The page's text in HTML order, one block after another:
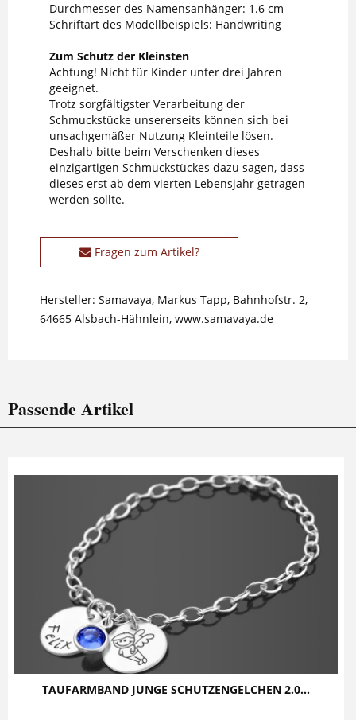
Durchmesser des Namensanhänger: 1.6 cm
Schriftart des Modellbeispiels: Handwriting
Zum Schutz der Kleinsten
Achtung! Nicht für Kinder unter drei Jahren
geeignet.
Trotz sorgfältigster Verarbeitung der
Schmuckstücke unsererseits können sich bei
unsachgemäßer Nutzung Kleinteile lösen.
Deshalb bitte beim Verschenken dieses
einzigartigen Schmuckstückes dazu sagen, dass
dieses erst ab dem vierten Lebensjahr getragen
werden sollte.
Fragen zum Artikel?
Hersteller: Samavaya, Markus Tapp, Bahnhofstr. 2,
64665 Alsbach-Hähnlein, www.samavaya.de
Passende Artikel
TAUFARMBAND JUNGE SCHUTZENGELCHEN 2.0...